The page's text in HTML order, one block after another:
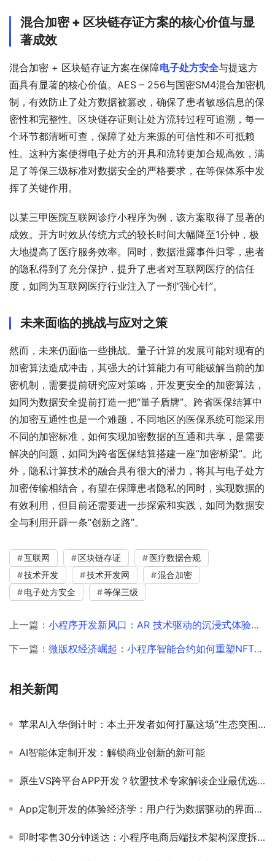
混合加密 + 区块链存证方案的核心价值与显
著成效
混合加密 + 区块链存证方案在保障电子处方安全与提速方
面具有显著的核心价值。AES – 256与国密SM4混合加密机
制，有效防止了处方数据被篡改，确保了患者敏感信息的保
密性和完整性。区块链存证则让处方流转过程可追溯，每一
个环节都清晰可查，保障了处方来源的可信性和不可抵赖
性。这种方案使得电子处方的开具和流转更加合规高效，满
足了等保三级标准对数据安全的严格要求，在等保体系中发
挥了关键作用。
以某三甲医院互联网诊疗小程序为例，该方案取得了显著的
成效。开方时效从传统方式的较长时间大幅降至1分钟，极
大地提高了医疗服务效率。同时，数据泄露事件归零，患者
的隐私得到了充分保护，提升了患者对互联网医疗的信任
度，如同为互联网医疗行业注入了一剂“强心针”。
未来面临的挑战与应对之策
然而，未来仍面临一些挑战。量子计算的发展可能对现有的
加密算法造成冲击，其强大的计算能力有可能破解当前的加
密机制，需要提前研究应对策略，开发更安全的加密算法，
如同为数据安全提前打造一把“量子盾牌”。跨省医保结算中
的加密互通性也是一个难题，不同地区的医保系统可能采用
不同的加密标准，如何实现加密数据的互通和共享，是需要
解决的问题，如同为跨省医保结算搭建一座“加密桥梁”。此
外，隐私计算技术的融合具有很大的潜力，将其与电子处方
加密传输相结合，有望在保障患者隐私的同时，实现数据的
有效利用，但目前还需要进一步探索和实践，如同为数据安
全与利用开辟一条“创新之路”。
互联网 区块链存证
医疗数据合规
技术开发
技术开发网
混合加密
电子处方安全
等保三级
上一篇： ​小程序开发新风口：AR 技术驱动的沉浸式体验革命
下一篇： 微版权经济崛起：小程序智能合约如何重塑NFT版权交易与合规破局
相关新闻
苹果AI入华倒计时：本土开发者如何打赢这场“生态突围战”？
AI智能体定制开发：解锁商业创新的新可能
原生VS跨平台APP开发？软盟技术专家解读企业最优选型策略
App定制开发的体验经济学：用户行为数据驱动的界面设计新法则
即时零售30分钟送达：小程序电商后端技术架构深度拆解